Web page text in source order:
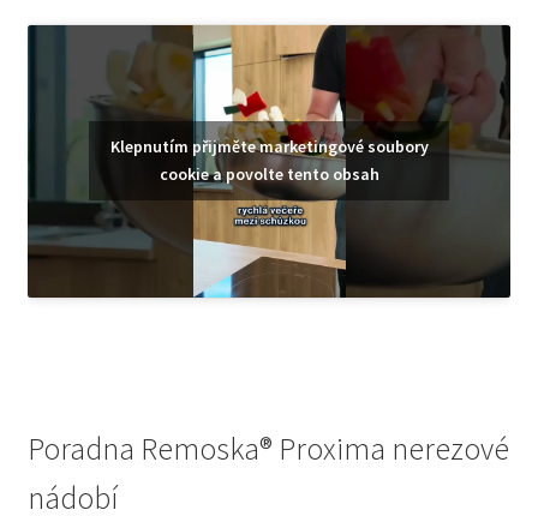
Klepnutím přijměte marketingové soubory
cookie a povolte tento obsah
Poradna Remoska® Proxima nerezové
nádobí